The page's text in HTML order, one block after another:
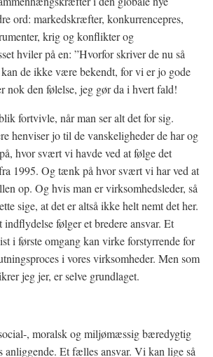
ord: markedskræfter, konkurrencepres,
krig og konflikter og
hviler på en: ”Hvorfor skriver de nu så
de ikke være bekendt, for vi er jo gode
nok den følelse, jeg gør da i hvert fald!
fortvivle, når man ser alt det for sig.
henviser jo til de vanskeligheder de har og
hvor svært vi havde ved at følge det
1995. Og tænk på hvor svært vi har ved at
op. Og hvis man er virksomhedsleder, så
sige, at det er altså ikke helt nemt det her.
følger et bredere ansvar. Et
i første omgang kan virke forstyrrende for
i vores virksomheder. Men som
jeg jer, er selve grundlaget.
, moralsk og miljømæssig bæredygtig
Et fælles ansvar. Vi kan lige så